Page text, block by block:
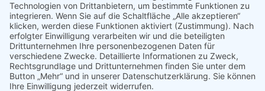
DIHK-Umfrage: Fachkräftemangel trotz Konjunkturschwäche